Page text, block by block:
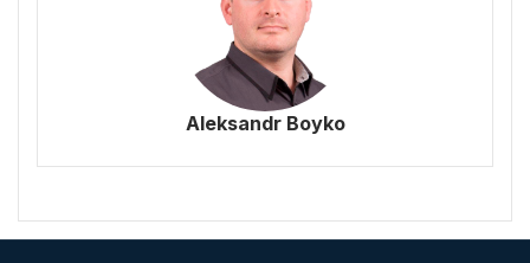
Aleksandr Boyko